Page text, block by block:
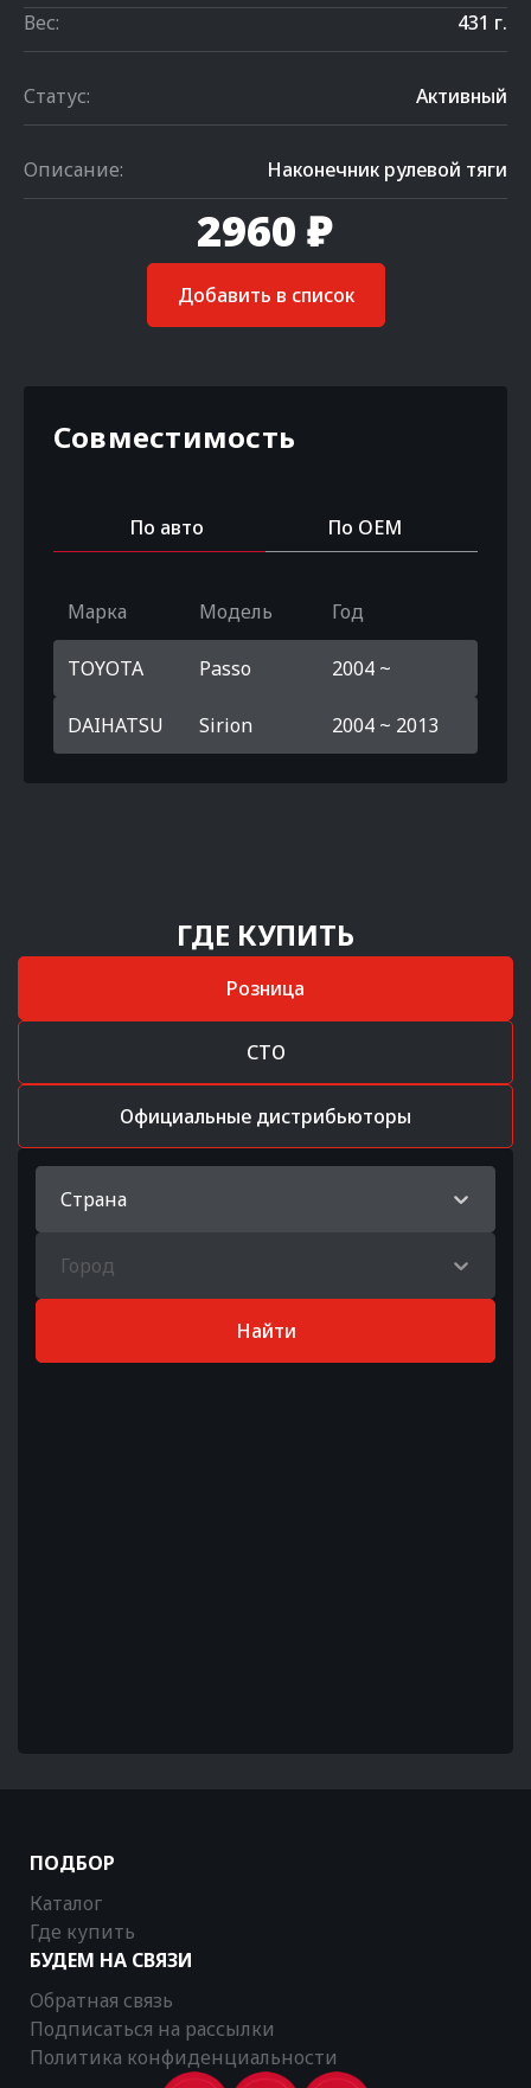
Вес:
431 г.
Статус: Активный
Описание: Наконечник рулевой тяги
2960 ₽
Добавить в список
Совместимость
По авто По OEM
Марка Модель Год
TOYOTA Passo 2004 ~
DAIHATSU Sirion 2004 ~ 2013
ГДЕ КУПИТЬ
Розница
СТО
Официальные дистрибьюторы
Страна
Город
Найти
ПОДБОР
Каталог
Где купить
БУДЕМ НА СВЯЗИ
Обратная связь
Подписаться на рассылки
Политика конфиденциальности